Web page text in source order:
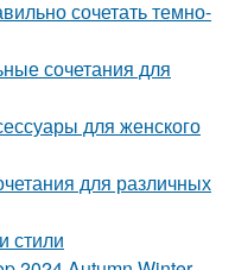
сочетать темно-
сочетания для
для женского
для различных
стили